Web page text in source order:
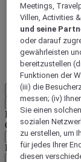
15%
bei
Mehr
DE
Zurück
Land und Sprache
Geografische Zone
Land/Region -
Meetings,
Villen, Activities
und seine
oder darauf
gewährleisten
bereitzustellen
Funktionen der
(iii) die
messen; (iv)
Sie einen
sozialen
zu erstellen, um
für jedes Ihrer
diesen